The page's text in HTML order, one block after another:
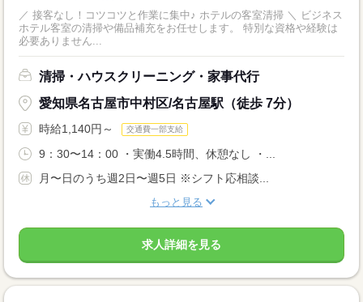
／ 接客なし！コツコツと作業に集中♪ ホテルの客室清掃 ＼ ビジネス
ホテル客室の清掃や備品補充をお任せします。 特別な資格や経験は
必要ありません...
清掃・ハウスクリーニング・家事代行
愛知県名古屋市中村区/名古屋駅（徒歩 7分）
時給1,140円～ 交通費一部支給
9：30〜14：00 ・実働4.5時間、休憩なし ・...
月〜日のうち週2日〜週5日 ※シフト応相談...
もっと見る
求人詳細を見る